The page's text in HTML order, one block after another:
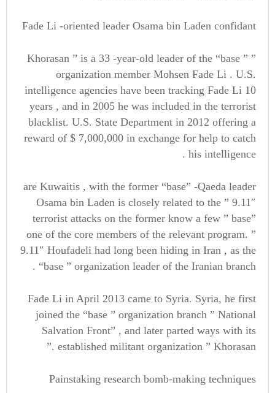
Fade Li -oriented leader Osama bin Laden confidant
” Khorasan ” is a 33 -year-old leader of the “base ”
organization member Mohsen Fade Li . U.S.
intelligence agencies have been tracking Fade Li 10
years , and in 2005 he was included in the terrorist
blacklist. U.S. State Department in 2012 offering a
reward of $ 7,000,000 in exchange for help to catch
his intelligence .
are Kuwaitis , with the former “base” -Qaeda leader
Osama bin Laden is closely related to the ” 9.11″
terrorist attacks on the former know a few ” base”
one of the core members of the relevant program. ”
9.11″ Houfadeli had long been hiding in Iran , as the
“base ” organization leader of the Iranian branch .
Fade Li in April 2013 came to Syria. Syria, he first
joined the “base ” organization branch ” National
Salvation Front” , and later parted ways with its
established militant organization ” Khorasan .”
Painstaking research bomb-making techniques